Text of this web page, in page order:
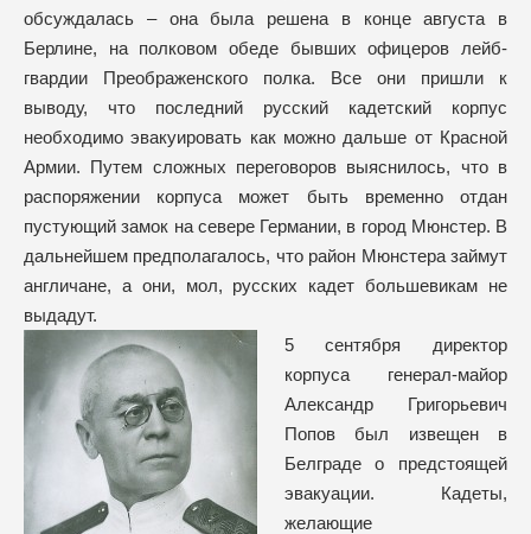
обсуждалась – она была решена в конце августа в
Берлине, на полковом обеде бывших офицеров лейб-
гвардии Преображенского полка. Все они пришли к
выводу, что последний русский кадетский корпус
необходимо эвакуировать как можно дальше от Красной
Армии. Путем сложных переговоров выяснилось, что в
распоряжении корпуса может быть временно отдан
пустующий замок на севере Германии, в город Мюнстер. В
дальнейшем предполагалось, что район Мюнстера займут
англичане, а они, мол, русских кадет большевикам не
выдадут.
5 сентября директор
корпуса генерал-майор
Александр Григорьевич
Попов был извещен в
Белграде о предстоящей
эвакуации. Кадеты,
желающие